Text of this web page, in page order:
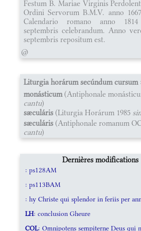
Festum B. Mariae Virginis
Ordini Servorum B.M.V. anno
Calendario romano anno
septembris celebrandum. Anno
septembris repositum est.
@
Liturgia horárum secúndum cursum
monásticum(Antiphonale
cantu)
sæculáris (Liturgia Horárum 1985
sæculáris (Antiphonale romanum
cantu)
Dernières modifications
: ps128AM
: ps113BAM
: hy Christe qui splendor in feriis per
LH: conclusion Gheure
COL: Omnipotens sempiterne Deus qui